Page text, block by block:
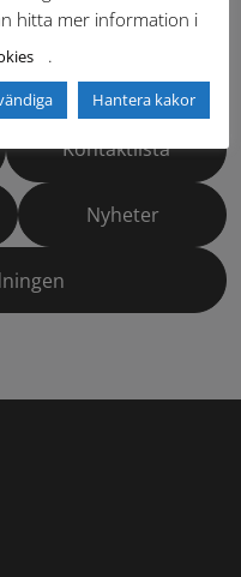
(Dwg och pdf)
Kontaktlista
Nyheter
hitta mer information i
.
Hantera kakor